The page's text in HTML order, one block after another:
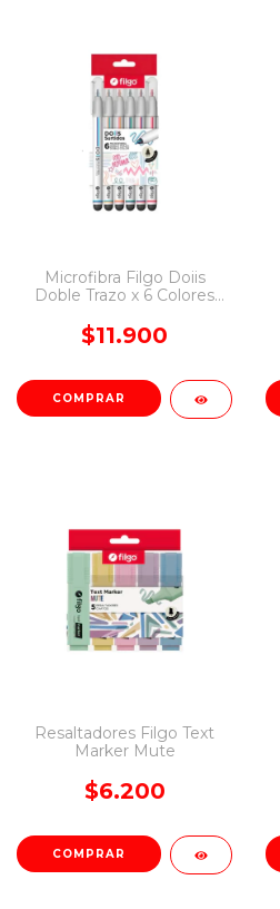
Microfibra Filgo Doiis
Doble Trazo x 6 Colores
$11.900
Resaltadores Filgo Text
Marker Mute
$6.200